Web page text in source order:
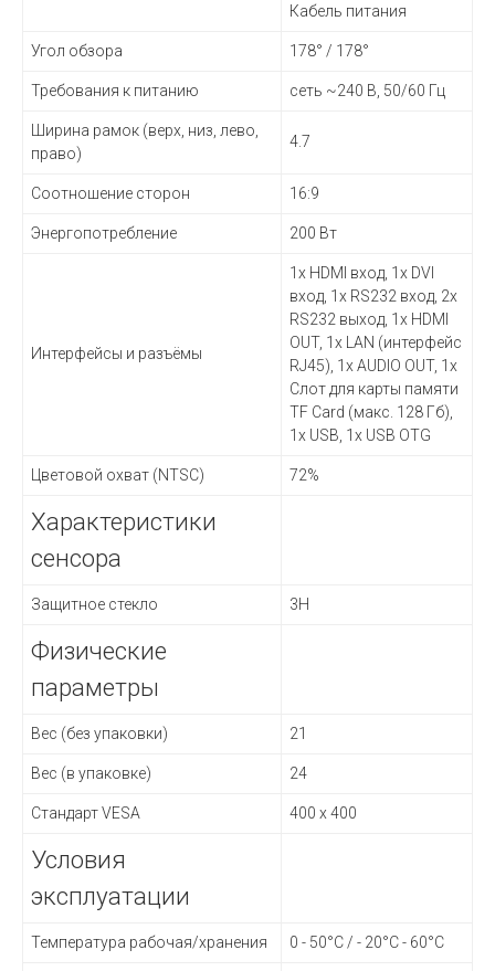
Кабель питания
Угол обзора 178° / 178°
Требования к питанию сеть ~240 В, 50/60 Гц
Ширина рамок (верх, низ, лево,
право)
4.7
Соотношение сторон 16:9
Энергопотребление 200 Вт
Интерфейсы и разъёмы
1x HDMI вход, 1x DVI
вход, 1x RS232 вход, 2x
RS232 выход, 1x HDMI
OUT, 1x LAN (интерфейс
RJ45), 1x AUDIO OUT, 1x
Слот для карты памяти
TF Card (макс. 128 Гб),
1x USB, 1x USB OTG
Цветовой охват (NTSC) 72%
Характеристики
сенсора
Защитное стекло 3H
Физические
параметры
Вес (без упаковки) 21
Вес (в упаковке) 24
Стандарт VESA 400 x 400
Условия
эксплуатации
Температура рабочая/хранения 0 - 50°C / - 20°C - 60°C